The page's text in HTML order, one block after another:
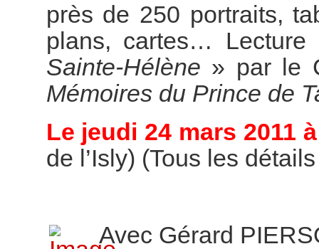
près de 250 portraits,
plans, cartes…
Sainte-Hélène » par le
Mémoires du Prince de
Le jeudi 24 mars 2011
de l’Isly) (Tous les
Avec Gérard